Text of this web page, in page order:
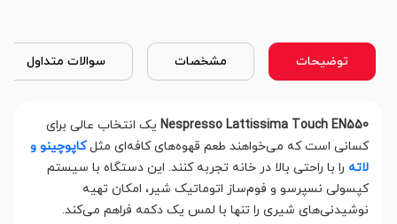
توضیحات مشخصات سوالات متداول
Nespresso Lattissima Touch EN550 یک انتخاب عالی برای
کسانی است که می‌خواهند طعم قهوه‌های کافه‌ای مثل کاپوچینو و
لاته را با راحتی بالا در خانه تجربه کنند. این دستگاه با سیستم
کپسولی نسپرسو و فوم‌ساز اتوماتیک شیر، امکان تهیه
نوشیدنی‌های شیری را تنها با لمس یک دکمه فراهم می‌کند.